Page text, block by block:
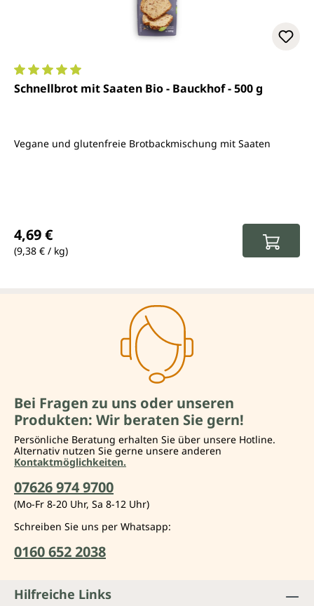
Durchschnittliche Bewertung von 5 von 5 Sternen
Schnellbrot mit Saaten Bio - Bauckhof - 500 g
Vegane und glutenfreie Brotbackmischung mit Saaten
4,69 €
(9,38 € / kg)
Bei Fragen zu uns oder unseren
Produkten: Wir beraten Sie gern!
Persönliche Beratung erhalten Sie über unsere Hotline.
Alternativ nutzen Sie gerne unsere anderen
Kontaktmöglichkeiten.
07626 974 9700
(Mo-Fr 8-20 Uhr, Sa 8-12 Uhr)
Schreiben Sie uns per Whatsapp:
0160 652 2038
Hilfreiche Links